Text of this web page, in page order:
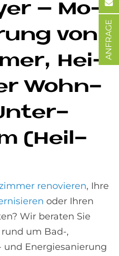
– Mo­
von
Hei­
Wohn­
(Heil­
renovieren, Ihre
oder Ihren
Wir beraten Sie
um Bad-,
und Energiesanierung
ANFRAGE